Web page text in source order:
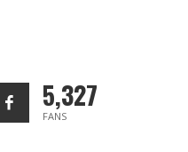
5,327
FANS